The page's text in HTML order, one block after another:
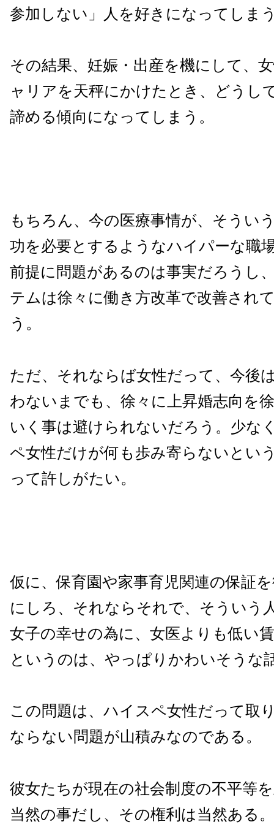
参加しない」人を好きになってしま
その結果、妊娠・出産を機にして、
ャリアを天秤にかけたとき、どうし
諦める傾向になってしまう。
もちろん、今の医療事情が、そうい
功を必要とするようなハイパーな職
前提に問題があるのは事実だろうし
テムは徐々に働き方改革で改善され
う。
ただ、それならば女性だって、今後
わないまでも、徐々に上昇婚志向を
いく事は避けられないだろう。少な
ペ女性だけが何も歩み寄らないとい
って許しがたい。
仮に、保育園や家事育児関連の保証
にしろ、それならそれで、そういう
女子の幸せの為に、女医よりも低い
というのは、やっぱりかわいそうな
この問題は、ハイスペ女性だって取
ならない問題が山積みなのである。
彼女たちが現在の社会制度の不平等
当然の事だし、その権利は当然ある